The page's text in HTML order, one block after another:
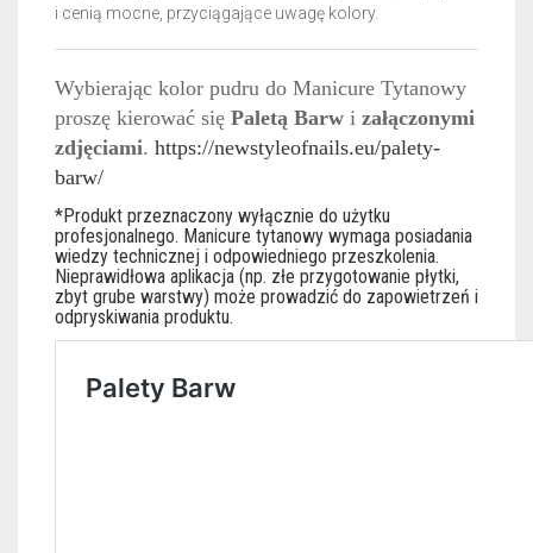
i cenią mocne, przyciągające uwagę kolory.
Wybierając kolor pudru do Manicure Tytanowy
proszę kierować się Paletą Barw i załączonymi
zdjęciami. https://newstyleofnails.eu/palety-
barw/
*Produkt przeznaczony wyłącznie do użytku
profesjonalnego. Manicure tytanowy wymaga posiadania
wiedzy technicznej i odpowiedniego przeszkolenia.
Nieprawidłowa aplikacja (np. złe przygotowanie płytki,
zbyt grube warstwy) może prowadzić do zapowietrzeń i
odpryskiwania produktu.